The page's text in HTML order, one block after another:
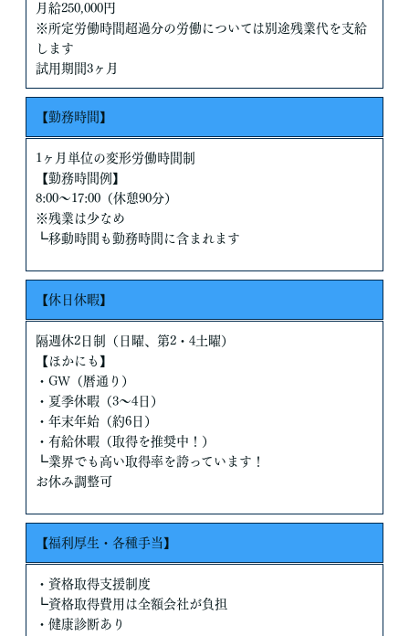
月給250,000円
※所定労働時間超過分の労働については別途残業代を支給
します
試用期間3ヶ月
【勤務時間】
1ヶ月単位の変形労働時間制
【勤務時間例】
8:00～17:00（休憩90分）
※残業は少なめ
┗移動時間も勤務時間に含まれます
【休日休暇】
隔週休2日制（日曜、第2・4土曜）
【ほかにも】
・GW（暦通り）
・夏季休暇（3～4日）
・年末年始（約6日）
・有給休暇（取得を推奨中！）
┗業界でも高い取得率を誇っています！
お休み調整可
【福利厚生・各種手当】
・資格取得支援制度
┗資格取得費用は全額会社が負担
・健康診断あり